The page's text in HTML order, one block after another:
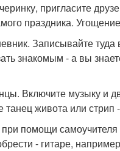
пригласите
праздника.
Записывайте
знакомым - а вы
Включите музыку и
танец живота или
помощи
- гитаре,